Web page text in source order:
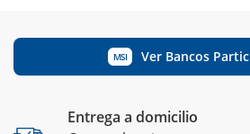
MSI Ver Bancos
Entrega a domicilio